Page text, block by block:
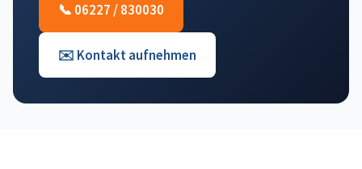
📞 06227 / 830030
✉️ Kontakt aufnehmen